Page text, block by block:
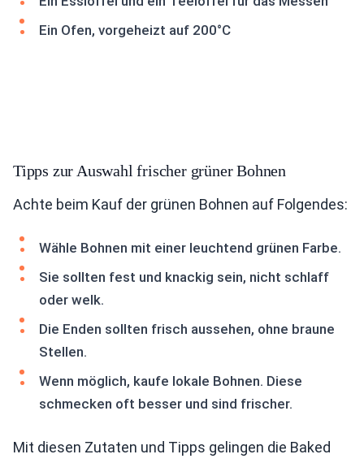
Ein Ofen, vorgeheizt auf 200°C
Tipps zur Auswahl frischer grüner Bohnen
Achte beim Kauf der grünen Bohnen auf Folgendes:
Wähle Bohnen mit einer leuchtend grünen Farbe.
Sie sollten fest und knackig sein, nicht schlaff
oder welk.
Die Enden sollten frisch aussehen, ohne braune
Stellen.
Wenn möglich, kaufe lokale Bohnen. Diese
schmecken oft besser und sind frischer.
Mit diesen Zutaten und Tipps gelingen die Baked